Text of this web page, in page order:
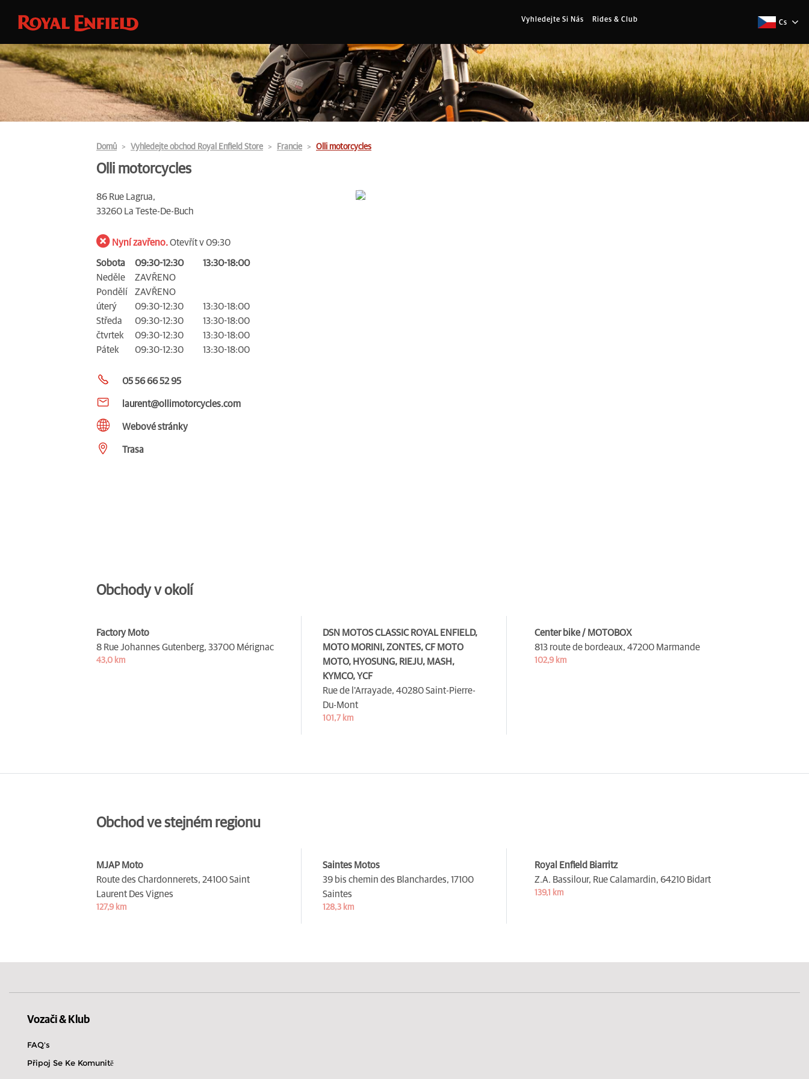
Vyhledejte Si Nás Rides & Club Cs
Domů Vyhledejte obchod Royal Enfield Store Francie Olli motorcycles
Olli motorcycles
86 Rue Lagrua,
33260 La Teste-De-Buch
Nyní zavřeno.Otevřít v 09:30
Sobota 09:30-12:30
13:30-18:00
Neděle
ZAVŘENO
Pondělí
ZAVŘENO
úterý
09:30-12:30
13:30-18:00
Středa
09:30-12:30
13:30-18:00
čtvrtek
09:30-12:30
13:30-18:00
Pátek
09:30-12:30 13:30-18:00
05 56 66 52 95
laurent@ollimotorcycles.com
Webové stránky
Trasa
Obchody v okolí
Factory Moto
8 Rue Johannes Gutenberg, 33700 Mérignac
43,0 km
DSN MOTOS CLASSIC ROYAL ENFIELD,
MOTO MORINI, ZONTES, CF MOTO
MOTO, HYOSUNG, RIEJU, MASH,
KYMCO, YCF
Rue de l'Arrayade, 40280 Saint-Pierre-
Du-Mont
101,7 km
Center bike / MOTOBOX
813 route de bordeaux, 47200 Marmande
102,9 km
Obchod ve stejném regionu
MJAP Moto
Route des Chardonnerets, 24100 Saint
Laurent Des Vignes
127,9 km
Saintes Motos
39 bis chemin des Blanchardes, 17100
Saintes
128,3 km
Royal Enfield Biarritz
Z.A. Bassilour, Rue Calamardin, 64210 Bidart
139,1 km
Vozači & Klub
FAQ's
Připoj Se Ke Komunitě